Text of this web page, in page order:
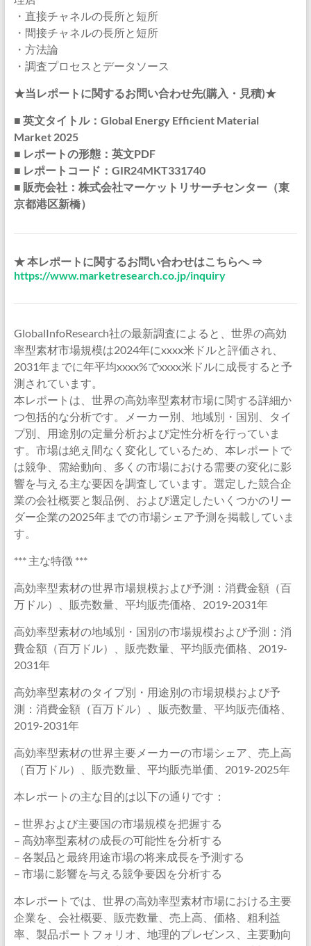
・直接チャネルの長所と短所
・間接チャネルの長所と短所
・方法論
・調査プロセスとデータソース
★当レポートに関するお問い合わせ先(購入・見積)★
■ 英文タイトル：Global Energy Efficient Material
Market 2025
■ レポートの形態：英文PDF
■ レポートコード：GIR24MKT331740
■ 販売会社：株式会社マーケットリサーチセンター（東
京都港区新橋）
★ 本レポートに関するお問い合わせはこちらへ ⇒
https://www.marketresearch.co.jp/inquiry
GlobalInfoResearch社の最新調査によると、世界の高効
率型素材市場規模は2024年にxxxx米ドルと評価され、
2031年までに年平均xxxx%でxxxx米ドルに成長すると予
測されています。
本レポートは、世界の高効率型素材市場に関する詳細か
つ包括的な分析です。メーカー別、地域別・国別、タイ
プ別、用途別の定量分析および定性分析を行っていま
す。市場は絶え間なく変化しているため、本レポートで
は競争、需給動向、多くの市場における需要の変化に影
響を与える主な要因を調査しています。選定した競合企
業の会社概要と製品例、および選定したいくつかのリー
ダー企業の2025年までの市場シェア予測を掲載していま
す。
*** 主な特徴 ***
高効率型素材の世界市場規模および予測：消費金額（百
万ドル）、販売数量、平均販売価格、2019-2031年
高効率型素材の地域別・国別の市場規模および予測：消
費金額（百万ドル）、販売数量、平均販売価格、2019-
2031年
高効率型素材のタイプ別・用途別の市場規模および予
測：消費金額（百万ドル）、販売数量、平均販売価格、
2019-2031年
高効率型素材の世界主要メーカーの市場シェア、売上高
（百万ドル）、販売数量、平均販売単価、2019-2025年
本レポートの主な目的は以下の通りです：
– 世界および主要国の市場規模を把握する
– 高効率型素材の成長の可能性を分析する
– 各製品と最終用途市場の将来成長を予測する
– 市場に影響を与える競争要因を分析する
本レポートでは、世界の高効率型素材市場における主要
企業を、会社概要、販売数量、売上高、価格、粗利益
率、製品ポートフォリオ、地理的プレゼンス、主要動向